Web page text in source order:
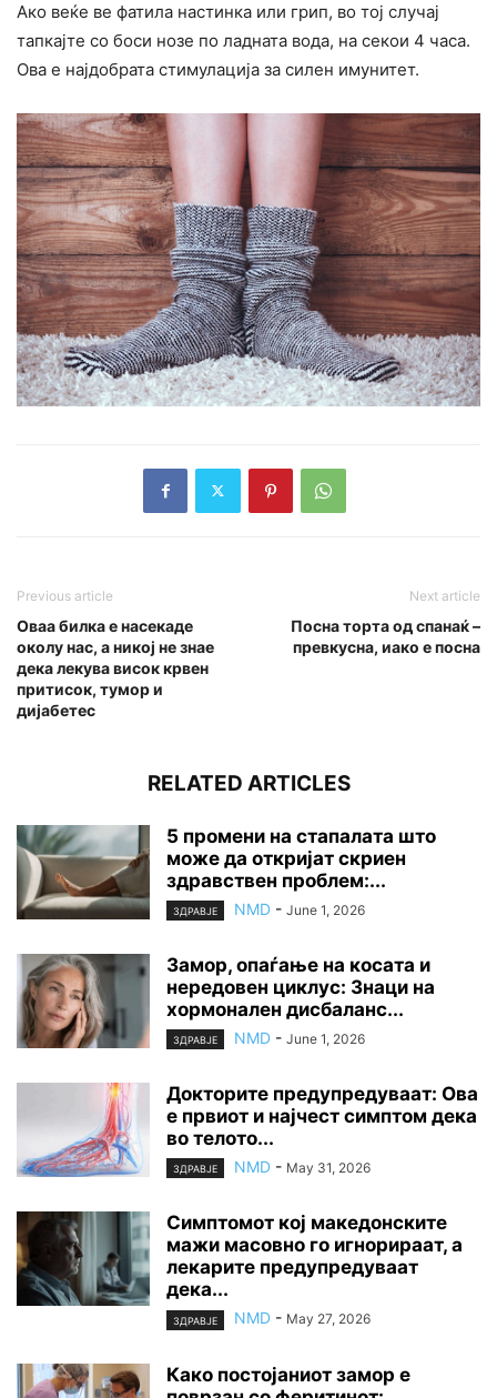
Ако веќе ве фатила настинка или грип, во тој случај
тапкајте со боси нозе по ладната вода, на секои 4 часа.
Ова е најдобрата стимулација за силен имунитет.
Previous article
Оваа билка е насекаде
околу нас, а никој не знае
дека лекува висок крвен
притисок, тумор и
дијабетес
Next article
Посна торта од спанаќ –
превкусна, иако е посна
RELATED ARTICLES
5 промени на стапалата што
може да откријат скриен
здравствен проблем:...
ЗДРАВЈЕ NMD - June 1, 2026
Замор, опаѓање на косата и
нередовен циклус: Знаци на
хормонален дисбаланс...
ЗДРАВЈЕ NMD - June 1, 2026
Докторите предупредуваат: Ова
е првиот и најчест симптом дека
во телото...
ЗДРАВЈЕ NMD - May 31, 2026
Симптомот кој македонските
мажи масовно го игнорираат, а
лекарите предупредуваат
дека...
ЗДРАВЈЕ NMD - May 27, 2026
Како постојаниот замор е